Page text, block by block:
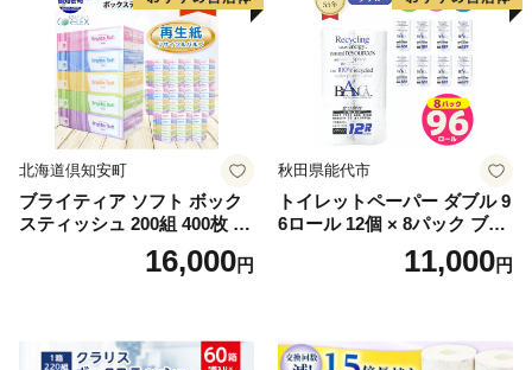
北海道倶知安町
ブライティア ソフト ボック
スティッシュ 200組 400枚 60
箱 日本製 まとめ買い ティッ
シュ リサイクル 長持 防災 常
倶知安町 日用品
16,000円
秋田県能代市
トイレットペーパー ダブル 9
6ロール 12個 × 8パック ブラ
ンカ 再生紙 100％ 芯あり 日
用品 消耗品 無香料 生活用品
11,000円